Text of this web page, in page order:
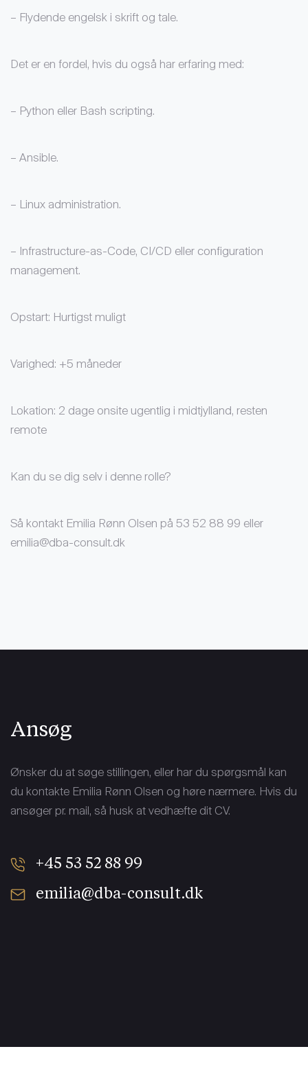
– Flydende engelsk i skrift og tale.
Det er en fordel, hvis du også har erfaring med:
– Python eller Bash scripting.
– Ansible.
– Linux administration.
– Infrastructure-as-Code, CI/CD eller configuration
management.
Opstart: Hurtigst muligt
Varighed: +5 måneder
Lokation: 2 dage onsite ugentlig i midtjylland, resten
remote
Kan du se dig selv i denne rolle?
Så kontakt Emilia Rønn Olsen på 53 52 88 99 eller
emilia@dba-consult.dk
Ansøg
Ønsker du at søge stillingen, eller har du spørgsmål kan
du kontakte Emilia Rønn Olsen og høre nærmere. Hvis du
ansøger pr. mail, så husk at vedhæfte dit CV.
+45 53 52 88 99
emilia@dba-consult.dk